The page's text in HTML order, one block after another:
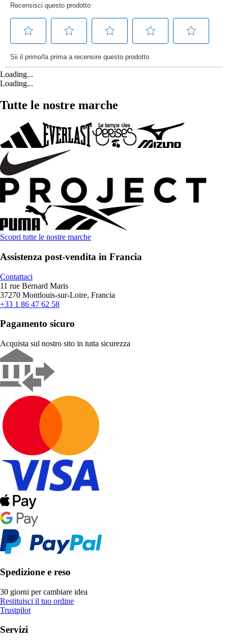
Loading...
Loading...
Tutte le nostre marche
Scopri tutte le nostre marche
Assistenza post-vendita in Francia
Contattaci
11 rue Bernard Maris
37270 Montlouis-sur-Loire, Francia
+33 1 86 47 62 58
Pagamento sicuro
Acquista sul nostro sito in tutta sicurezza
Spedizione e reso
30 giorni per cambiare idea
Restituisci il tuo ordine
Trustpilot
Servizi